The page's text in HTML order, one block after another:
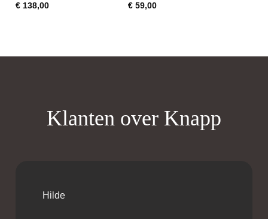
€ 138,00
€59,00
Klanten over Knapp
Hilde